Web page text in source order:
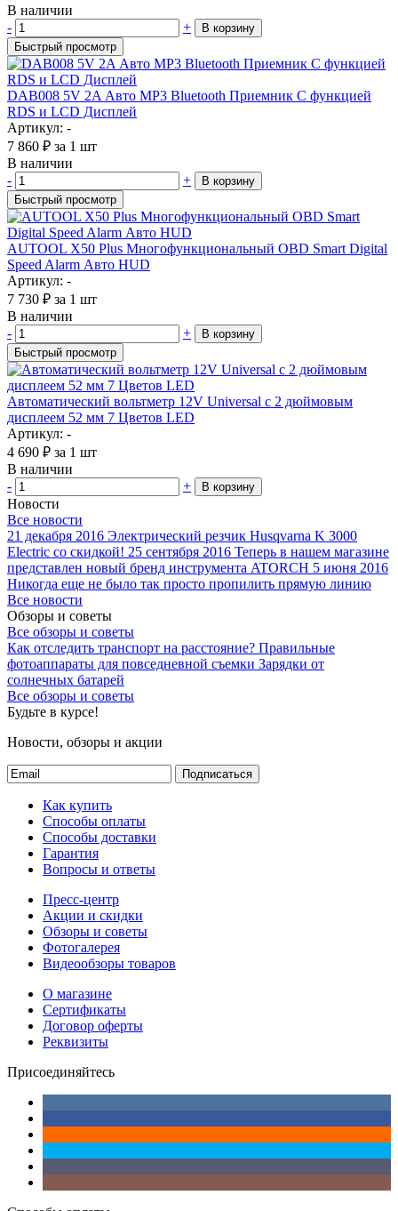
В наличии
-
+
В корзину
Быстрый просмотр
DAB008 5V 2A Авто MP3 Bluetooth Приемник С функцией
RDS и LCD Дисплей
Артикул: -
7 860 ₽ за 1 шт
В наличии
-
+
В корзину
Быстрый просмотр
AUTOOL X50 Plus Многофункциональный OBD Smart Digital
Speed ​​Alarm Авто HUD
Артикул: -
7 730 ₽ за 1 шт
В наличии
-
+
В корзину
Быстрый просмотр
Автоматический вольтметр 12V Universal с 2 дюймовым
дисплеем 52 мм 7 Цветов LED
Артикул: -
4 690 ₽ за 1 шт
В наличии
-
+ В корзину
Новости
Все новости
21 декабря 2016 Электрический резчик Husqvarna K 3000
Electric со скидкой! 25 сентября 2016 Теперь в нашем магазине
представлен новый бренд инструмента ATORCH 5 июня 2016
Никогда еще не было так просто пропилить прямую линию
Все новости
Обзоры и советы
Все обзоры и советы
Как отследить транспорт на расстояние? Правильные
фотоаппараты для повседневной съемки Зарядки от
солнечных батарей
Все обзоры и советы
Будьте в курсе!
Новости, обзоры и акции
Подписаться
Как купить
Способы оплаты
Способы доставки
Гарантия
Вопросы и ответы
Пресс-центр
Акции и скидки
Обзоры и советы
Фотогалерея
Видеообзоры товаров
О магазине
Сертификаты
Договор оферты
Реквизиты
Присоединяйтесь